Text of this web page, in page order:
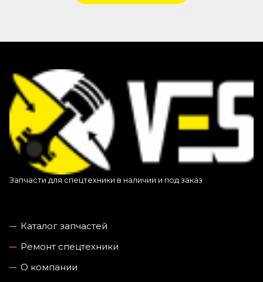
Запчасти для спецтехники в наличии и под заказ
Каталог запчастей
Ремонт спецтехники
О компании